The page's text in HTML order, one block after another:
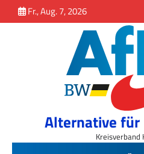
springen
to
Fr., Aug. 7, 2026
Alternative für
Kreisverband